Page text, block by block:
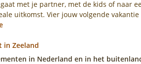
met je partner, met de kids of naar
uitkomst. Vier jouw volgende
in Zeeland
in Nederland en in het